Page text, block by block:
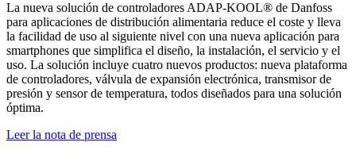
La nueva solución de controladores ADAP-KOOL® de Danfoss
para aplicaciones de distribución alimentaria reduce el coste y lleva
la facilidad de uso al siguiente nivel con una nueva aplicación para
smartphones que simplifica el diseño, la instalación, el servicio y el
uso. La solución incluye cuatro nuevos productos: nueva plataforma
de controladores, válvula de expansión electrónica, transmisor de
presión y sensor de temperatura, todos diseñados para una solución
óptima.
Leer la nota de prensa